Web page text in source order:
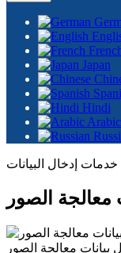
Japan
Hindi
Arabic
إدخال البيانات
معالجة الصور
بيانات معالجة الصور